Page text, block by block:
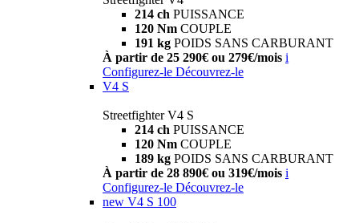
214 ch PUISSANCE
120 Nm COUPLE
191 kg POIDS SANS CARBURANT
À partir de 25 290€ ou 279€/mois i
Configurez-le Découvrez-le
V4 S
Streetfighter V4 S
214 ch PUISSANCE
120 Nm COUPLE
189 kg POIDS SANS CARBURANT
À partir de 28 890€ ou 319€/mois i
Configurez-le Découvrez-le
new V4 S 100